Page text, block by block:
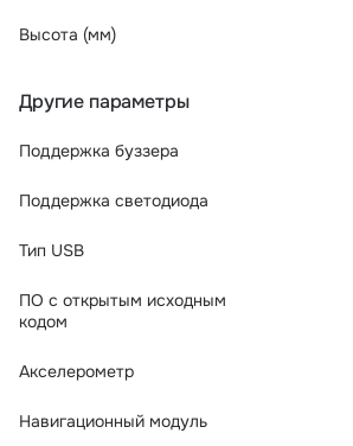
Высота (мм)
Другие параметры
Поддержка буззера
Поддержка светодиода
Тип USB
ПО с открытым исходным
кодом
Акселерометр
Навигационный модуль